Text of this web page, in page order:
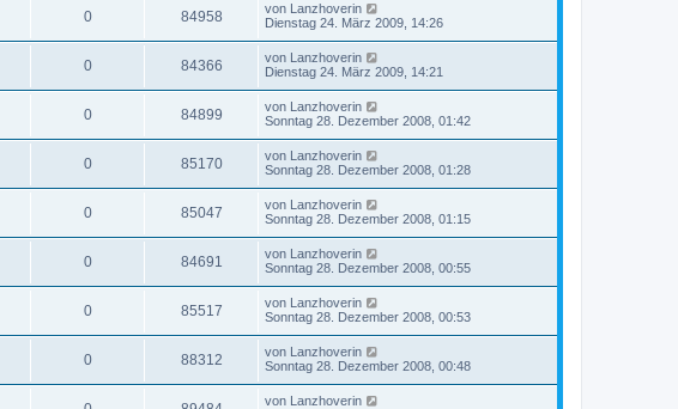
0 84958 von Lanzhoverin
Dienstag 24. März 2009, 14:26
0 84366 von Lanzhoverin
Dienstag 24. März 2009, 14:21
0 84899 von Lanzhoverin
Sonntag 28. Dezember 2008, 01:42
0 85170 von Lanzhoverin
Sonntag 28. Dezember 2008, 01:28
0 85047 von Lanzhoverin
Sonntag 28. Dezember 2008, 01:15
0 84691 von Lanzhoverin
Sonntag 28. Dezember 2008, 00:55
0 85517 von Lanzhoverin
Sonntag 28. Dezember 2008, 00:53
0 88312 von Lanzhoverin
Sonntag 28. Dezember 2008, 00:48
von Lanzhoverin